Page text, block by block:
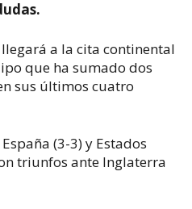
a la cita continental
que ha sumado dos
sus últimos cuatro
(3-3) y Estados
triunfos ante Inglaterra